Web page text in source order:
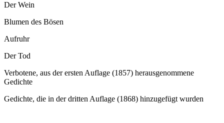
Der Wein
Blumen des Bösen
Aufruhr
Der Tod
Verbotene, aus der ersten Auflage (1857) herausgenommene
Gedichte
Gedichte, die in der dritten Auflage (1868) hinzugefügt wurden